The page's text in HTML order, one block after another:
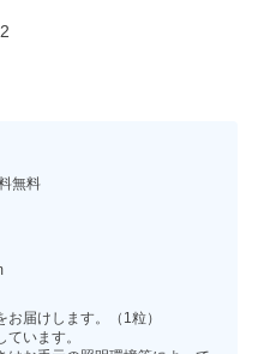
無料
お届けします。（1粒）
ています。